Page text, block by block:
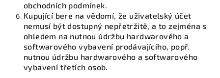
obchodních podmínek.
Kupující bere na vědomí, že uživatelský účet
nemusí být dostupný nepřetržitě, a to zejména s
ohledem na nutnou údržbu hardwarového a
softwarového vybavení prodávajícího, popř.
nutnou údržbu hardwarového a softwarového
vybavení třetích osob.